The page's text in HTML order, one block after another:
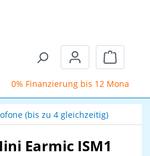
0% Finanzierung bis 12 Monate
(bis zu 4 gleichzeitig)
Earmic ISM1